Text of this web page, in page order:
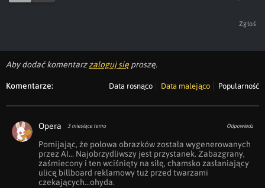
Zgłoś
Aby dodać komentarzzaloguj się proszę.
Komentarze: Data rosnąco Data malejąco Popularność
Opera 3 miesiące temu Odpowiedz
Pomijając, że połowa obrazków została wygenerowanych
przez AI... Najobrzydliwszy jest przystanek. Zabazgrany,
zaśmiecony i ten wciśnięty na siłę, chamsko zasłaniający
ulicę billboard reklamowy tuż przed twarzami
czekających...ohyda.